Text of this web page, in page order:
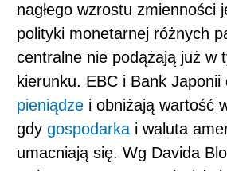
nagłego wzrostu zmienności
polityki monetarnej różnych
centralne nie podążają już w
kierunku. EBC i Bank Japonii
pieniądzei obniżają wartość
gdy gospodarkai waluta
umacniają się. Wg Davida